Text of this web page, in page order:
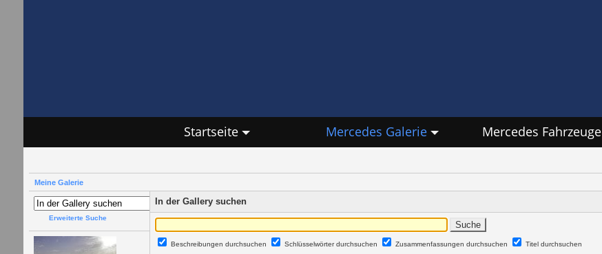
Startseite Mercedes Galerie Mercedes Fahrzeuge
Meine Galerie
Erweiterte Suche
In der Gallery suchen
Beschreibungen durchsuchen Schlüsselwörter durchsuchen Zusammenfassungen durchsuchen
Titel durchsuchen